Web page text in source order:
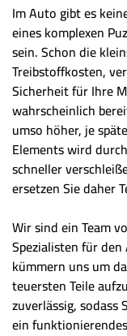
Im Auto gibt es
eines komplexen
sein. Schon die
Treibstoffkosten,
Sicherheit für Ihre
wahrscheinlich
umso höher, je
Elements wird
schneller
ersetzen Sie daher
Wir sind ein Team
Spezialisten für
kümmern uns um
teuersten Teile
zuverlässig, sodass
ein